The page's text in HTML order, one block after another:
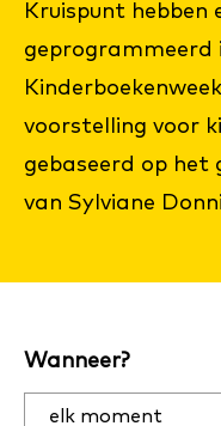
Kruispunt
geprogrammeerd
voorstelling voor
gebaseerd op het
van Sylviane
Filter
activiteiten
Wanneer?